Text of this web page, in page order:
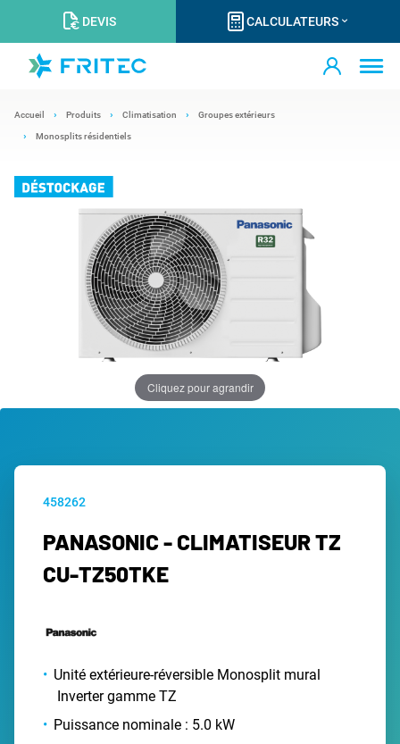
DEVIS CALCULATEURS
Accueil Produits Climatisation Groupes extérieurs
Monosplits résidentiels
Cliquez pour agrandir
458262
PANASONIC - CLIMATISEUR TZ
CU-TZ50TKE
Unité extérieure-réversible Monosplit mural
Inverter gamme TZ
Puissance nominale : 5.0 kW